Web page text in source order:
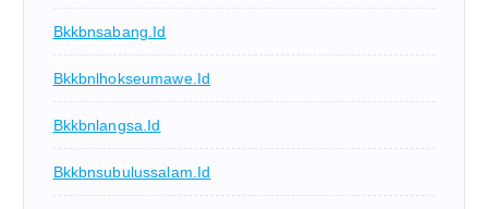
Bkkbnsabang.id
Bkkbnlhokseumawe.id
Bkkbnlangsa.id
Bkkbnsubulussalam.id